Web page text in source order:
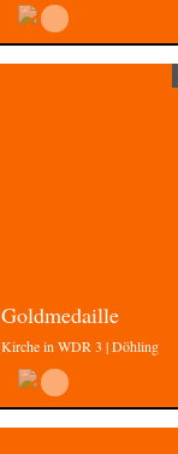
Goldmedaille
Kirche in WDR 3 | Döhling